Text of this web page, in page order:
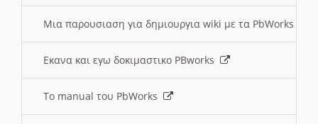
Μια παρουσιαση για δημιουργια wiki με τα PbWorks
Εκανα και εγω δοκιμαστικο PBworks
Το manual του PbWorks